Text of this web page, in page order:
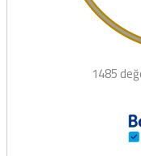
1485